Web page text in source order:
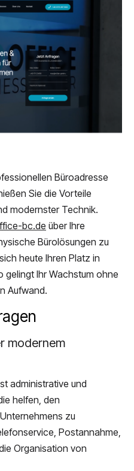
Büroadresse
Sie die Vorteile
modernster Technik.
bc.de über Ihre
Bürolösungen zu
heute Ihren Platz in
gelingt Ihr Wachstum ohne
Aufwand.
modernem
administrative und
helfen, den
zu
Postannahme,
Organisation von